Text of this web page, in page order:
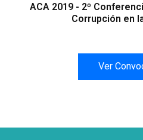
ACA 2019 - 2º
Corrupción en
Ver